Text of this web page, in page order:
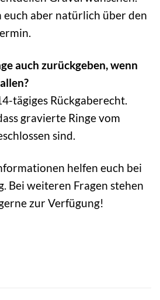
aber natürlich über den
auch zurückgeben, wenn
tägiges Rückgaberecht.
gravierte Ringe vom
sind.
helfen euch bei
Bei weiteren Fragen stehen
zur Verfügung!